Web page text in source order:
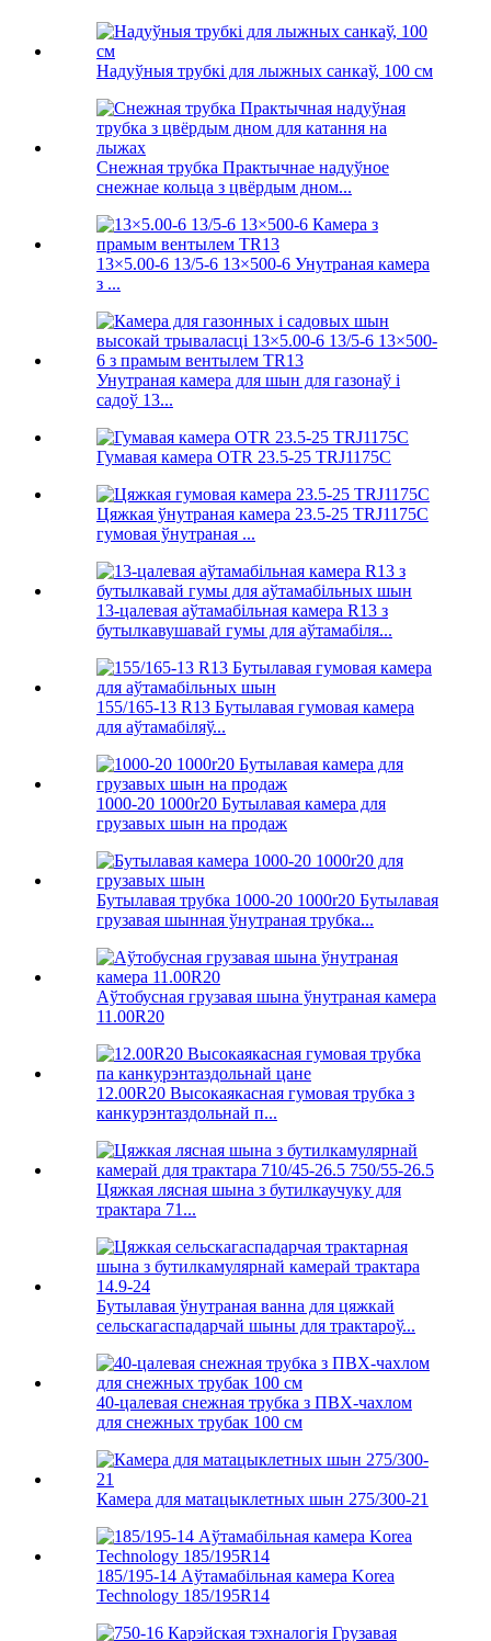
Надуўныя трубкі для лыжных санкаў, 100 см
Снежная трубка Практычнае надуўное
снежнае кольца з цвёрдым дном...
13×5.00-6 13/5-6 13×500-6 Унутраная камера
з ...
Унутраная камера для шын для газонаў і
садоў 13...
Гумавая камера OTR 23.5-25 TRJ1175C
Цяжкая ўнутраная камера 23.5-25 TRJ1175C
гумовая ўнутраная ...
13-цалевая аўтамабільная камера R13 з
бутылкавушавай гумы для аўтамабіля...
155/165-13 R13 Бутылавая гумовая камера
для аўтамабіляў...
1000-20 1000r20 Бутылавая камера для
грузавых шын на продаж
Бутылавая трубка 1000-20 1000r20 Бутылавая
грузавая шынная ўнутраная трубка...
Аўтобусная грузавая шына ўнутраная камера
11.00R20
12.00R20 Высокаякасная гумовая трубка з
канкурэнтаздольнай п...
Цяжкая лясная шына з бутилкаучуку для
трактара 71...
Бутылавая ўнутраная ванна для цяжкай
сельскагаспадарчай шыны для трактароў...
40-цалевая снежная трубка з ПВХ-чахлом
для снежных трубак 100 см
Камера для матацыклетных шын 275/300-21
185/195-14 Аўтамабільная камера Korea
Technology 185/195R14